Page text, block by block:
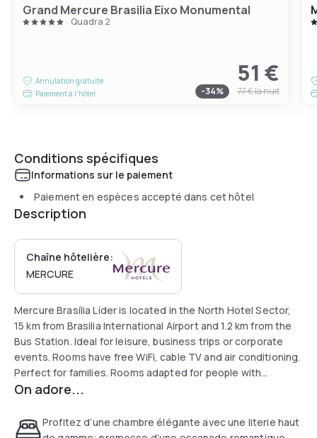
Grand Mercure Brasilia Eixo Monumental
Quadra 2
Annulation gratuite
Paiement à l'hôtel
51 €
-34% 77 €la nuit
Conditions spécifiques
Informations sur le paiement
Paiement en espèces accepté dans cet hôtel
Description
Chaîne hôtelière:
MERCURE
Mercure Brasília Líder is located in the North Hotel Sector,
15 km from Brasilia International Airport and 1.2 km from the
Bus Station. Ideal for leisure, business trips or corporate
events. Rooms have free WiFi, cable TV and air conditioning.
Perfect for families. Rooms adapted for people with
reduced mobility. Make the most of our fitness center and
On adore...
Profitez d’une chambre élégante avec une literie haut